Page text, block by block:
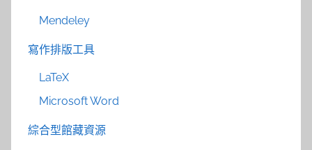
Mendeley
寫作排版工具
LaTeX
Microsoft Word
綜合型館藏資源